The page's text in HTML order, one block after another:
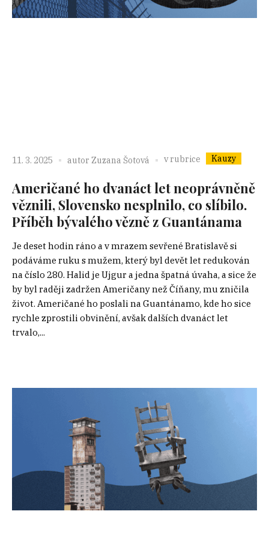
11. 3. 2025 autor Zuzana Šotová v rubrice Kauzy
Američané ho dvanáct let neoprávněně
věznili, Slovensko nesplnilo, co slíbilo.
Příběh bývalého vězně z Guantánama
Je deset hodin ráno a v mrazem sevřené Bratislavě si
podáváme ruku s mužem, který byl devět let redukován
na číslo 280. Halid je Ujgur a jedna špatná úvaha, a sice že
by byl raději zadržen Američany než Číňany, mu zničila
život. Američané ho poslali na Guantánamo, kde ho sice
rychle zprostili obvinění, avšak dalších dvanáct let
trvalo,...